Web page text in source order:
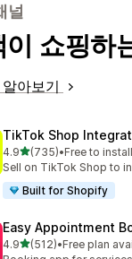
널
이 쇼핑하
아보기
TikTok Shop
4.9별 5개 중
(735)
총 리뷰 735개
•Free to install
Sell on TikTok Shop to
Built for Shopify
Easy Appointment
4.9별 5개 중
(512)
총 리뷰 512개
•Free plan